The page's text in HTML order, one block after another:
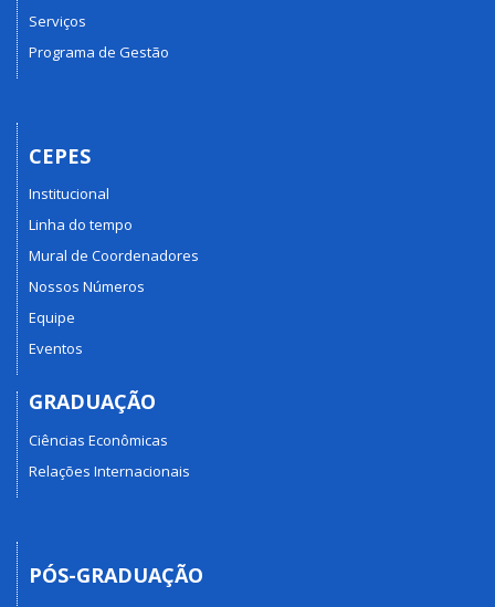
Serviços
Programa de Gestão
CEPES
Institucional
Linha do tempo
Mural de Coordenadores
Nossos Números
Equipe
Eventos
GRADUAÇÃO
Ciências Econômicas
Relações Internacionais
PÓS-GRADUAÇÃO